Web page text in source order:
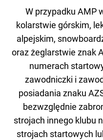
W przypadku AMP
kolarstwie górskim,
alpejskim,
oraz żeglarstwie znak
numerach
zawodniczki i
posiadania znaku
bezwzględnie
strojach innego klubu
strojach startowych